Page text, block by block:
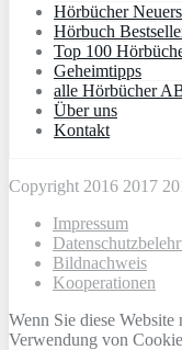
Hörbücher
Hörbuch
Top 100
Geheimtipps
alle Hörbücher
Über uns
Kontakt
Copyright 2016 2017
Impressum
Bildnachweis
Kooperationen
Wenn Sie diese
Verwendung von